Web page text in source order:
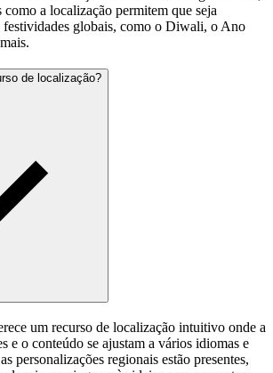
como a localização permitem que seja
festividades globais, como o Diwali, o Ano
de localização?
um recurso de localização intuitivo onde a
e o conteúdo se ajustam a vários idiomas e
personalizações regionais estão presentes,